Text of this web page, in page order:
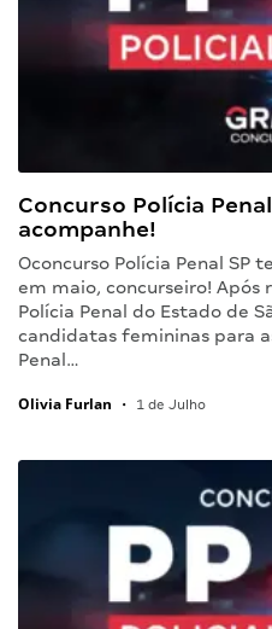
Concurso Polícia
acompanhe!
Oconcurso Polícia Penal SP
em maio, concurseiro! Após
Polícia Penal do Estado de
candidatas femininas para
Penal…
Olivia Furlan • 1 de Julho